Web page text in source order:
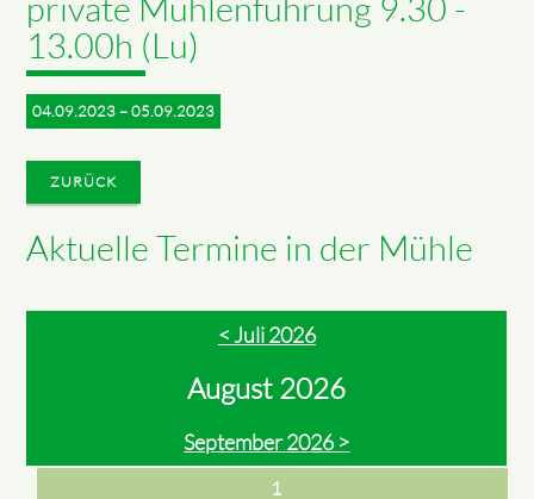
13.00h (Lu)
04.09.2023 – 05.09.2023
ZURÜCK
Aktuelle Termine in der Mühle
< Juli 2026
August 2026
September 2026 >
1